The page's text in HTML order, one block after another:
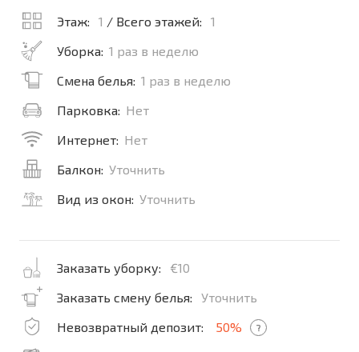
Этаж:
1 / Всего этажей:
1
Уборка: 1 раз в неделю
Смена белья: 1 раз в неделю
Парковка: Нет
Интернет: Нет
Балкон: Уточнить
Вид из окон: Уточнить
Заказать уборку:
€10
Заказать смену белья:
Уточнить
Невозвратный депозит:
50% ?